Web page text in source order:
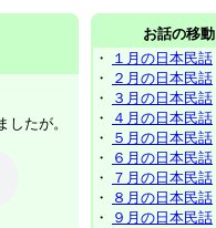
たが。
お話の移動
・
１月の日本民話
・
２月の日本民話
・
３月の日本民話
・
４月の日本民話
・
５月の日本民話
・
６月の日本民話
・
７月の日本民話
・
８月の日本民話
・
９月の日本民話